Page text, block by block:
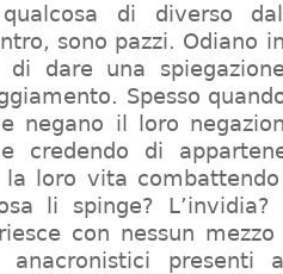
di diverso
sono pazzi. Odiano
di dare una
Spesso
negano il loro
credendo di
la loro vita
li spinge?
con nessun
anacronistici presenti